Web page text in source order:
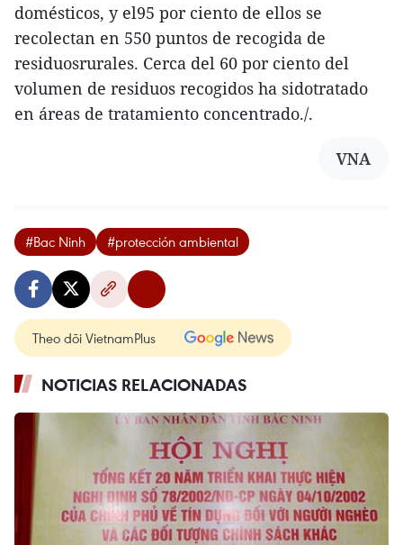
domésticos, y el95 por ciento de ellos se
recolectan en 550 puntos de recogida de
residuosrurales. Cerca del 60 por ciento del
volumen de residuos recogidos ha sidotratado
en áreas de tratamiento concentrado./.
VNA
#Bac Ninh #protección ambiental
Theo dõi VietnamPlus
NOTICIAS RELACIONADAS